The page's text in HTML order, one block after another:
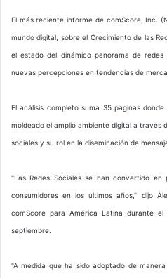
El más reciente informe de comScore, Inc.
mundo digital, sobre el Crecimiento de las
el estado del dinámico panorama de
nuevas percepciones en tendencias de
El análisis completo suma 35 páginas
moldeado el amplio ambiente digital a través
sociales y su rol en la diseminación de
"Las Redes Sociales se han convertido
consumidores en los últimos años," dijo
comScore para América Latina durante
septiembre.
"A medida que ha sido adoptado de